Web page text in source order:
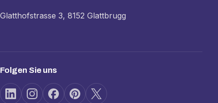
Glatthofstrasse 3, 8152 Glattbrugg
Folgen Sie uns